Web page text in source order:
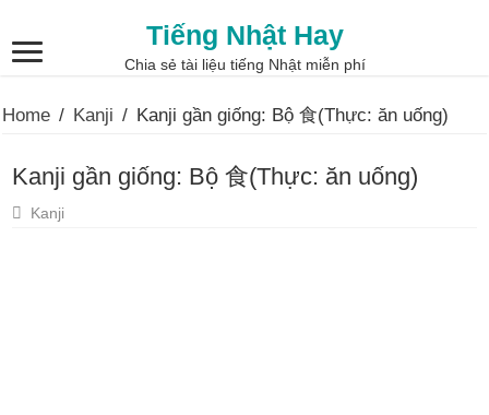
Tiếng Nhật Hay
Chia sẻ tài liệu tiếng Nhật miễn phí
Home / Kanji / Kanji gần giống: Bộ 食(Thực: ăn uống)
Kanji gần giống: Bộ 食(Thực: ăn uống)
Kanji